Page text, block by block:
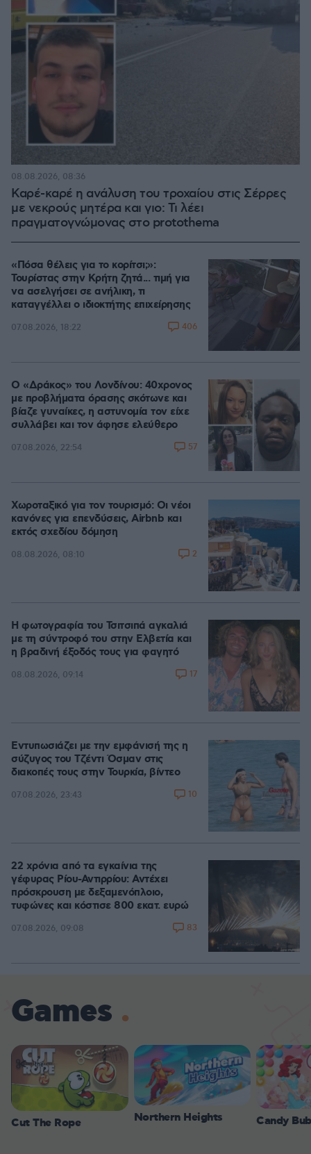
Καρέ-καρέ η ανάλυση του τροχαίου στις Σέρρες
με νεκρούς μητέρα και γιο: Τι λέει
πραγματογνώμονας στο protothema
08.08.2026, 08:36
«Πόσα θέλεις για το κορίτσι;»:
Τουρίστας στην Κρήτη ζητά... τιμή για
να ασελγήσει σε ανήλικη, τι
καταγγέλλει ο ιδιοκτήτης επιχείρησης
07.08.2026, 18:22 406
Ο «Δράκος» του Λονδίνου: 40χρονος
με προβλήματα όρασης σκότωνε και
βίαζε γυναίκες, η αστυνομία τον είχε
συλλάβει και τον άφησε ελεύθερο
07.08.2026, 22:54 57
Χωροταξικό για τον τουρισμό: Οι νέοι
κανόνες για επενδύσεις, Airbnb και
εκτός σχεδίου δόμηση
08.08.2026, 08:10 2
Η φωτογραφία του Τσιτσιπά αγκαλιά
με τη σύντροφό του στην Ελβετία και
η βραδινή έξοδός τους για φαγητό
08.08.2026, 09:14 17
Εντυπωσιάζει με την εμφάνισή της η
σύζυγος του Τζέντι Όσμαν στις
διακοπές τους στην Τουρκία, βίντεο
07.08.2026, 23:43 10
22 χρόνια από τα εγκαίνια της
γέφυρας Ρίου-Αντιρρίου: Αντέχει
πρόσκρουση με δεξαμενόπλοιο,
τυφώνες και κόστισε 800 εκατ. ευρώ
07.08.2026, 09:08 83
Games
Cut The Rope Northern Heights Candy